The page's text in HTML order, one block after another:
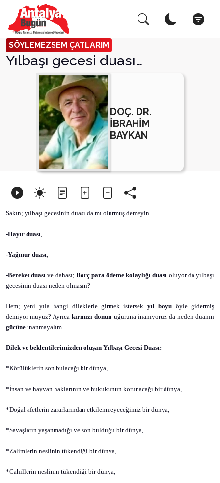
SÖYLEMEZSEM ÇATLARIM
Yılbaşı gecesi duası…
DOÇ. DR.
İBRAHİM
BAYKAN
Sakın; yılbaşı gecesinin duası da mı olurmuş demeyin.
-Hayır duası,
-Yağmur duası,
-Bereket duası ve dahası; Borç para ödeme kolaylığı duası oluyor da yılbaşı
gecesinin duası neden olmasın?
Hem; yeni yıla hangi dileklerle girmek istersek yıl boyu öyle gidermiş
demiyor muyuz? Ayrıcakırmızı donun uğuruna inanıyoruz da neden duanın
gücüne inanmayalım.
Dilek ve beklentilerimizden oluşan Yılbaşı Gecesi Duası:
*Kötülüklerin son bulacağı bir dünya,
*İnsan ve hayvan haklarının ve hukukunun korunacağı bir dünya,
*Doğal afetlerin zararlarından etkilenmeyeceğimiz bir dünya,
*Savaşların yaşanmadığı ve son bulduğu bir dünya,
*Zalimlerin neslinin tükendiği bir dünya,
*Cahillerin neslinin tükendiği bir dünya,
Arama Yap! Kapat